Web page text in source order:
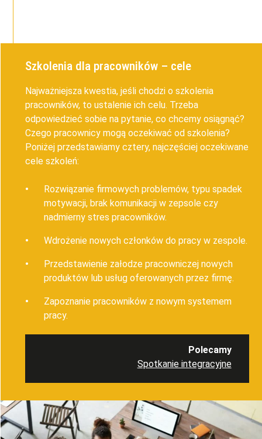
Szkolenia dla pracowników – cele
Najważniejsza kwestia, jeśli chodzi o szkolenia
pracowników, to ustalenie ich celu. Trzeba
odpowiedzieć sobie na pytanie, co chcemy osiągnąć?
Czego pracownicy mogą oczekiwać od szkolenia?
Poniżej przedstawiamy cztery, najczęściej oczekiwane
cele szkoleń:
Rozwiązanie firmowych problemów, typu spadek
motywacji, brak komunikacji w zepsole czy
nadmierny stres pracowników.
Wdrożenie nowych członków do pracy w zespole.
Przedstawienie załodze pracowniczej nowych
produktów lub usług oferowanych przez firmę.
Zapoznanie pracowników z nowym systemem
pracy.
Polecamy
Spotkanie integracyjne